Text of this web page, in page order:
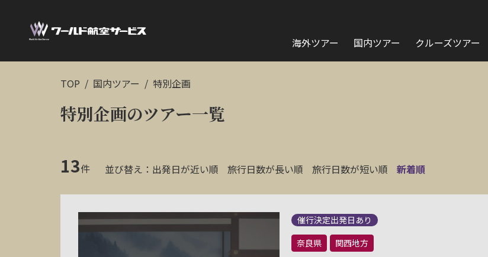
海外ツアー 国内ツアー クルーズツアー
TOP 国内ツアー 特別企画
特別企画のツアー一覧
13件 並び替え： 出発日が近い順 旅行日数が長い順 旅行日数が短い順 新着順
催行決定出発日あり
奈良県
関西地方